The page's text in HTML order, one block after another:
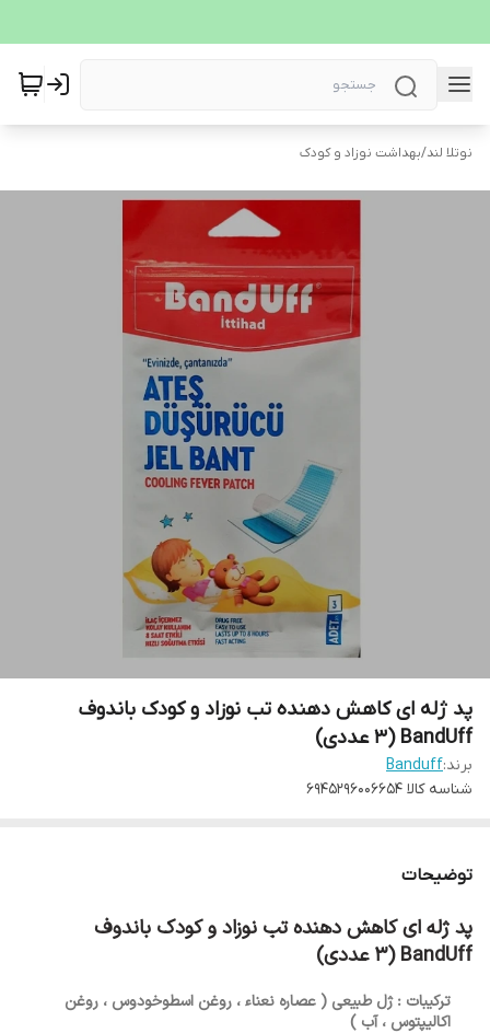
نوتلا لند/بهداشت نوزاد و کودک
پد ژله ای کاهش دهنده تب نوزاد و کودک باندوف
BandUff (3 عددی)
برند:Banduff
شناسه کالا 6945296006654
توضیحات
پد ژله ای کاهش دهنده تب نوزاد و کودک باندوف
BandUff (3 عددی)
ترکیبات : ژل طبیعی ( عصاره نعناء ، روغن اسطوخودوس ، روغن
اکالیپتوس ، آب )